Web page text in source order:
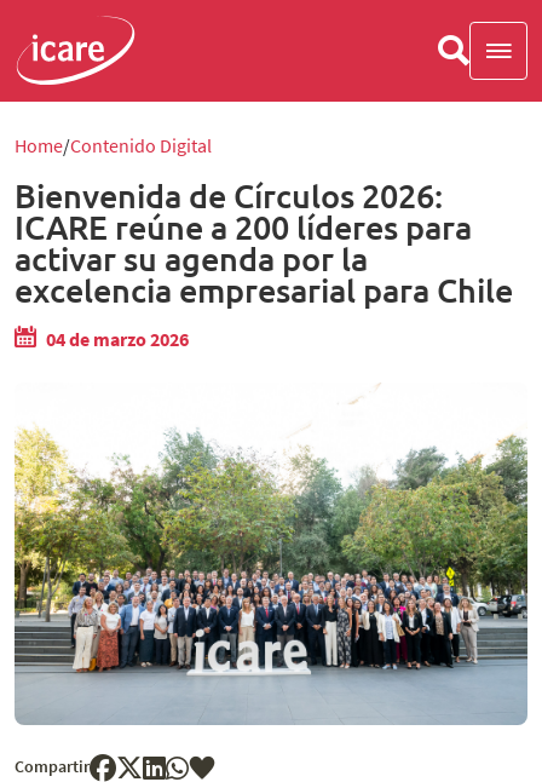
Home Contenido Digital
Bienvenida de Círculos 2026:
ICARE reúne a 200 líderes para
activar su agenda por la
excelencia empresarial para Chile
04 de marzo 2026
Compartir